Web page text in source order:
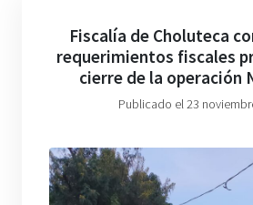
Fiscalía de Choluteca
requerimientos fiscales
cierre de la operación
Publicado el 23